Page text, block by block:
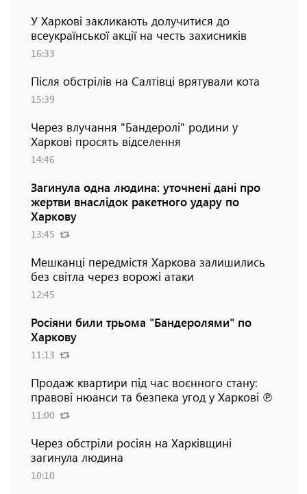
У Харкові закликають долучитися до
всеукраїнської акції на честь захисників
16:33
Після обстрілів на Салтівці врятували кота
15:39
Через влучання "Бандеролі" родини у
Харкові просять відселення
14:46
Загинула одна людина: уточнені дані про
жертви внаслідок ракетного удару по
Харкову
13:45
Мешканці передмістя Харкова залишились
без світла через ворожі атаки
12:45
Росіяни били трьома "Бандеролями" по
Харкову
11:13
Продаж квартири під час воєнного стану:
правові нюанси та безпека угод у Харкові ℗
11:00
Через обстріли росіян на Харківщині
загинула людина
10:10